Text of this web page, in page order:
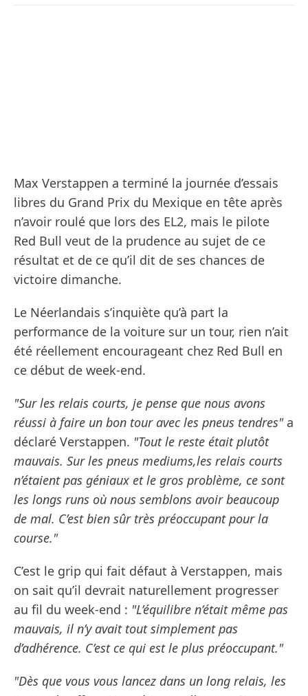
Max Verstappen a terminé la journée d’essais
libres du Grand Prix du Mexique en tête après
n’avoir roulé que lors des EL2, mais le pilote
Red Bull veut de la prudence au sujet de ce
résultat et de ce qu’il dit de ses chances de
victoire dimanche.
Le Néerlandais s’inquiète qu’à part la
performance de la voiture sur un tour, rien n’ait
été réellement encourageant chez Red Bull en
ce début de week-end.
"Sur les relais courts, je pense que nous avons
réussi à faire un bon tour avec les pneus tendres"a
déclaré Verstappen. "Tout le reste était plutôt
mauvais. Sur les pneus mediums,les relais courts
n’étaient pas géniaux et le gros problème, ce sont
les longs runs où nous semblons avoir beaucoup
de mal. C’est bien sûr très préoccupant pour la
course."
C’est le grip qui fait défaut à Verstappen, mais
on sait qu’il devrait naturellement progresser
au fil du week-end : "L’équilibre n’était même pas
mauvais, il n’y avait tout simplement pas
d’adhérence. C’est ce qui est le plus préoccupant."
"Dès que vous vous lancez dans un long relais, les